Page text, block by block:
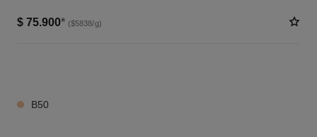
$ 75.900* ($5838/g)
B50